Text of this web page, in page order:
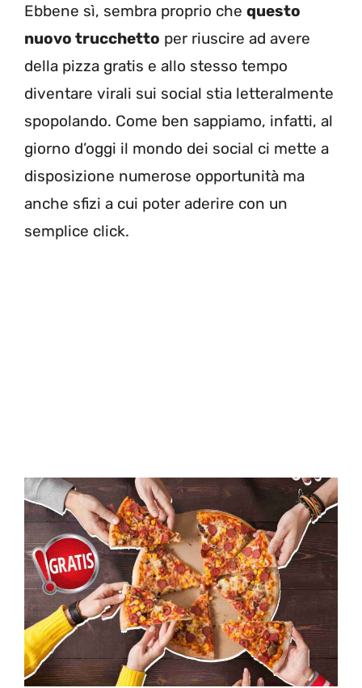
Ebbene sì, sembra proprio che questo
nuovo trucchetto per riuscire ad avere
della pizza gratis e allo stesso tempo
diventare virali sui social stia letteralmente
spopolando. Come ben sappiamo, infatti, al
giorno d’oggi il mondo dei social ci mette a
disposizione numerose opportunità ma
anche sfizi a cui poter aderire con un
semplice click.